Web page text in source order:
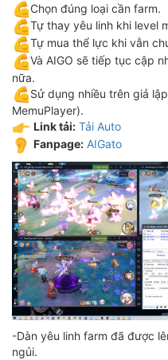
Chọn đúng loại cần farm.
Tự thay yêu linh khi level
Tự mua thể lực khi vẫn
Và AIGO sẽ tiếp tục cập
nữa.
Sử dụng nhiều trên giả
MemuPlayer).
Link tải: Tải Auto
Fanpage: AIGato
-Dàn yêu linh farm đã được
ngủi.